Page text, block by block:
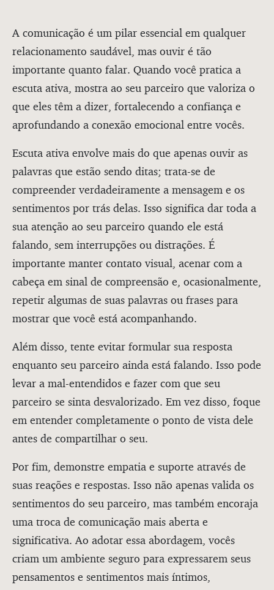
A comunicação é um pilar essencial em qualquer
relacionamento saudável, mas ouvir é tão
importante quanto falar. Quando você pratica a
escuta ativa, mostra ao seu parceiro que valoriza o
que eles têm a dizer, fortalecendo a confiança e
aprofundando a conexão emocional entre vocês.
Escuta ativa envolve mais do que apenas ouvir as
palavras que estão sendo ditas; trata-se de
compreender verdadeiramente a mensagem e os
sentimentos por trás delas. Isso significa dar toda a
sua atenção ao seu parceiro quando ele está
falando, sem interrupções ou distrações. É
importante manter contato visual, acenar com a
cabeça em sinal de compreensão e, ocasionalmente,
repetir algumas de suas palavras ou frases para
mostrar que você está acompanhando.
Além disso, tente evitar formular sua resposta
enquanto seu parceiro ainda está falando. Isso pode
levar a mal-entendidos e fazer com que seu
parceiro se sinta desvalorizado. Em vez disso, foque
em entender completamente o ponto de vista dele
antes de compartilhar o seu.
Por fim, demonstre empatia e suporte através de
suas reações e respostas. Isso não apenas valida os
sentimentos do seu parceiro, mas também encoraja
uma troca de comunicação mais aberta e
significativa. Ao adotar essa abordagem, vocês
criam um ambiente seguro para expressarem seus
pensamentos e sentimentos mais íntimos,